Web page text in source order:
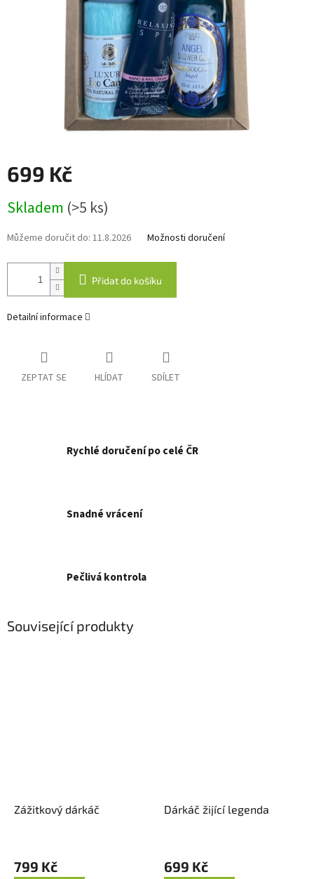
699 Kč
cena:
Skladem (>5 ks)
Můžeme doručit do: 11.8.2026 Možnosti doručení
Přidat do košíku
Detailní informace
ZEPTAT SE HLÍDAT SDÍLET
Rychlé doručení po celé ČR
Snadné vrácení
Pečlivá kontrola
Související produkty
Zážitkový dárkáč
799 Kč
Dárkáč žijící legenda
699 Kč